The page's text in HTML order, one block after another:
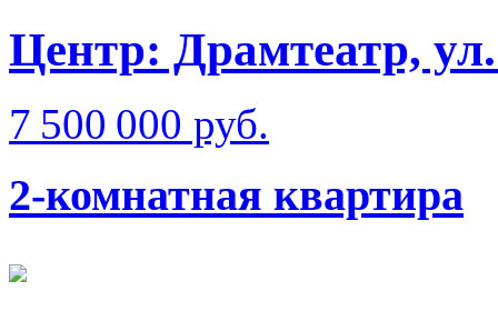
Центр: Драмтеатр,
7 500 000 руб.
2-комнатная квартира